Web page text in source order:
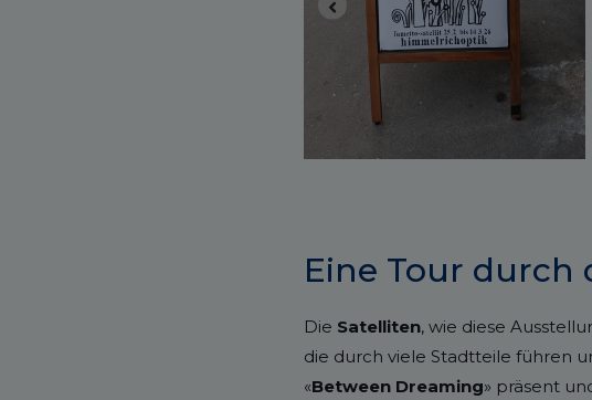
Eine Tour durch
Die Satelliten, wie diese
die durch viele Stadtteile führen
«Between Dreaming» präsent